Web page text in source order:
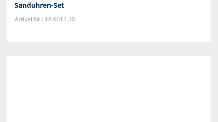
Sanduhren-Set
Artikel Nr.: 18.6012.30